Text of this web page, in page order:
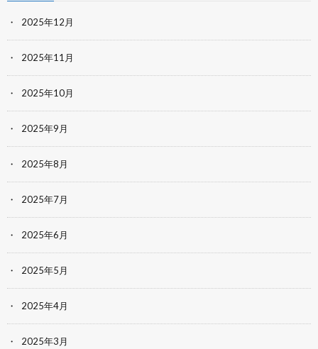
2025年12月
2025年11月
2025年10月
2025年9月
2025年8月
2025年7月
2025年6月
2025年5月
2025年4月
2025年3月